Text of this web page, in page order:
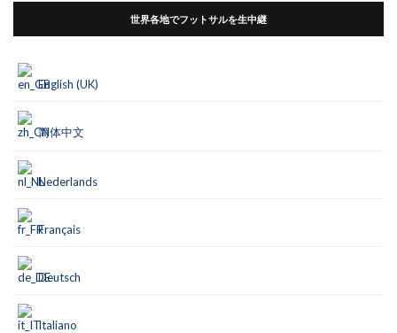
世界各地でフットサルを生中継
English (UK)
简体中文
Nederlands
Français
Deutsch
Italiano